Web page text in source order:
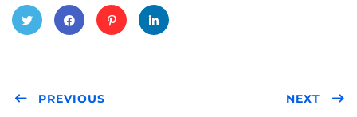
PREVIOUS
NEXT